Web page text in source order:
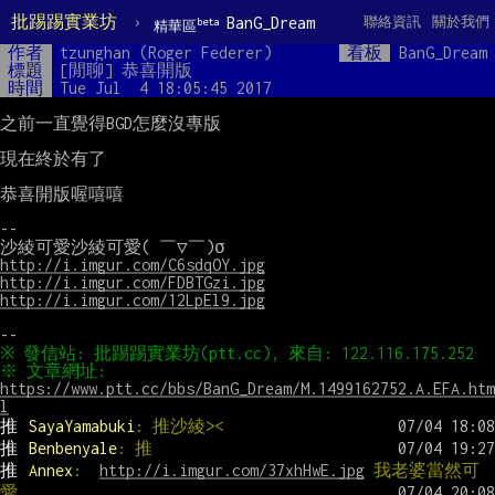
批踢踢實業坊 › 精華區beta BanG_Dream 關於我們
聯絡資訊
作者 tzunghan (Roger Federer) 看板
BanG_Dream
標題
[閒聊] 恭喜開版
時間
Tue Jul  4 18:05:45 2017
之前一直覺得BGD怎麼沒專版
現在終於有了
恭喜開版喔嘻嘻
--
http://i.imgur.com/C6sdqOY.jpg
http://i.imgur.com/FDBTGzi.jpg
http://i.imgur.com/12LpEl9.jpg
https://www.ptt.cc/bbs/BanG_Dream/M.1499162752.A.EFA.htm
l
推
SayaYamabuki : 推沙綾><
推
Benbenyale: 推
推
Annex : http://i.imgur.com/37xhHwE.jpg 我老婆當然可